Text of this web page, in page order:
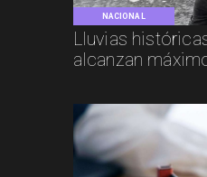
NACIONAL
Lluvias
alcanzan